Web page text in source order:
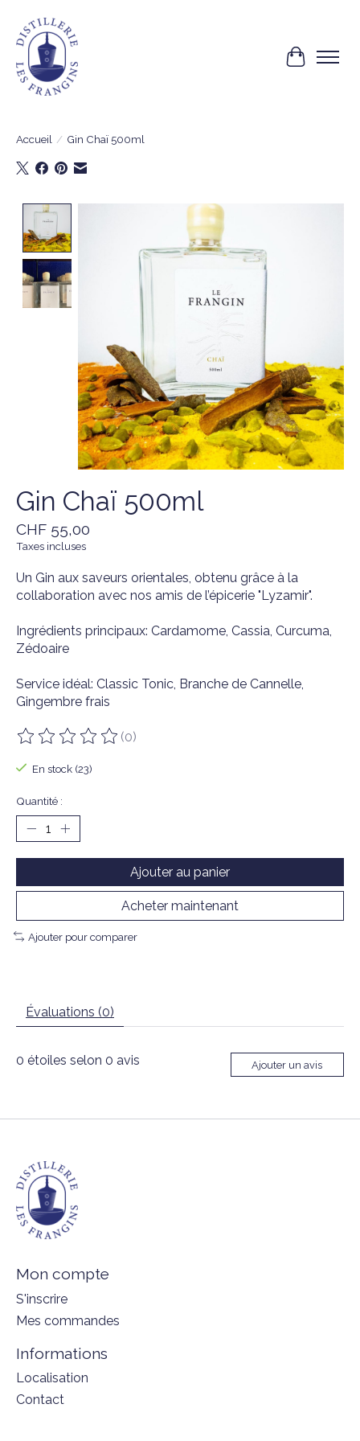
Panier
Accueil / Gin Chaï 500ml
Product image slideshow Items
Gin Chaï 500ml
CHF 55,00
Taxes incluses
Un Gin aux saveurs orientales, obtenu grâce à la
collaboration avec nos amis de l’épicerie "Lyzamir".
Ingrédients principaux: Cardamome, Cassia, Curcuma,
Zédoaire
Service idéal: Classic Tonic, Branche de Cannelle,
Gingembre frais
Ce produit est évalué à
(0)
En stock (23)
Quantité :
Ajouter au panier
Acheter maintenant
Ajouter pour comparer
Évaluations (0)
0 étoiles selon 0 avis Ajouter un avis
Mon compte
S'inscrire
Mes commandes
Informations
Localisation
Contact